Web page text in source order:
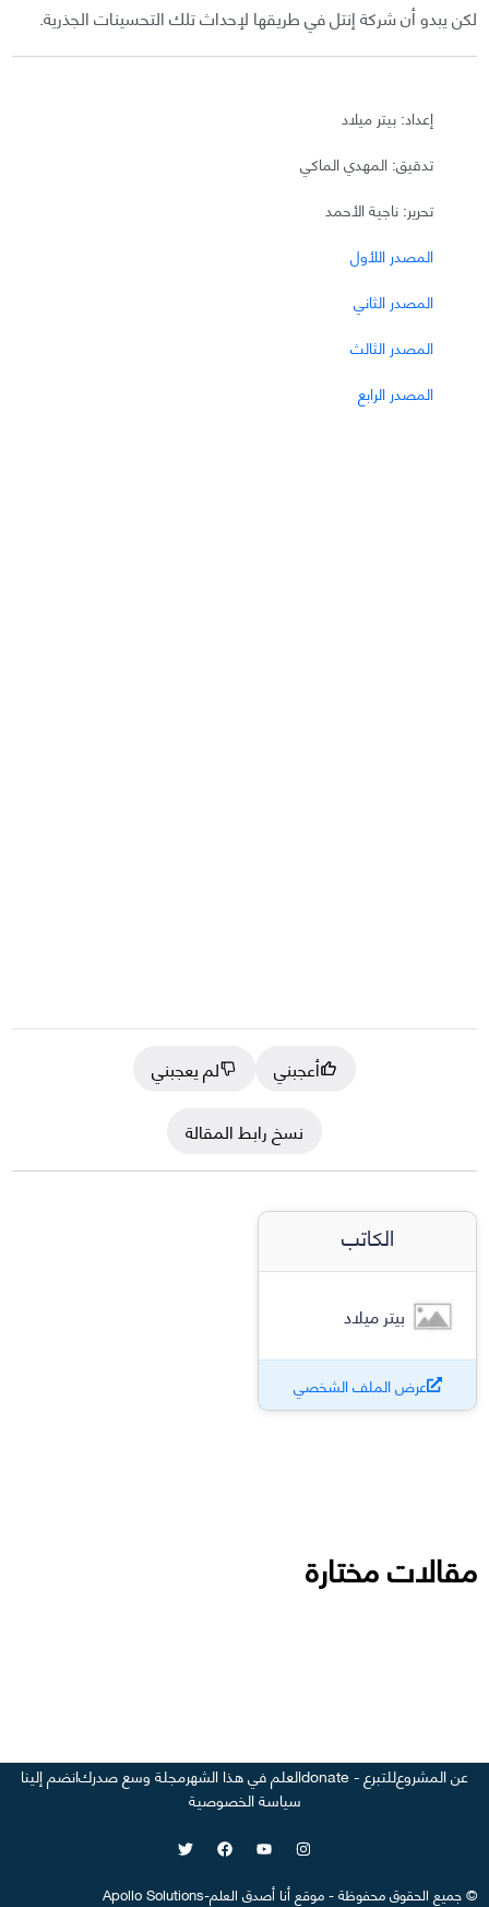
لكن يبدو أن شركة إنتل في طريقها لإحداث تلك التحسينات الجذرية.
إعداد: بيتر ميلاد
تدقيق: المهدي الماكي
تحرير: ناجية الأحمد
المصدر اللأول
المصدر الثاني
المصدر الثالث
المصدر الرابع
أعجبني
لم يعجبني
نسخ رابط المقالة
الكاتب
بيتر ميلاد
عرض الملف الشخصي
مقالات مختارة
عن المشروعللتبرع - donate العلم في هذا الشهرمجلة وسع صدركانضم إلينا
سياسة الخصوصية
©جميع الحقوق محفوظة-موقعأنا أصدق العلم-
Apollo Solutions